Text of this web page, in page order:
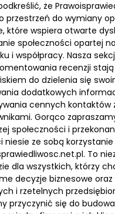
że
przestrzeń do wymiany
które wspiera otwarte
społeczności opartej
i współpracy. Nasza
recenzji
do dzielenia się
dodatkowych
cennych kontaktów
Gorąco
społeczności i
niesie ze sobą korzystanie
To
dla wszystkich, którzy
decyzje biznesowe
i rzetelnych
przyczynić się do